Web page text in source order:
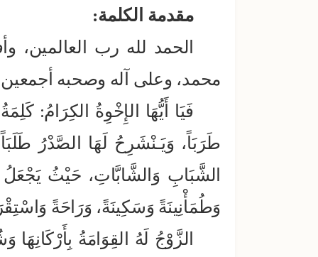
مقدمة الكلمة:
الحمد لله رب العالمين،
محمد، وعلى آله وصحبه أجمعين،
فَيَا أَيُّهَا الإِخْوِةُ الكِرَامُ:
طَرَبَاً، وَيَـنْشَرِحُ لَهَا الصَّدْرُ
الشَّبَابِ وَالشَّابَّاتِ، حَيْثُ يَجْعَلُ
وَطُمَأْنِينَةً وَسَكِينَةً، وَرَاحَةً
الزَّوْجُ لَهُ القِوَامَةُ